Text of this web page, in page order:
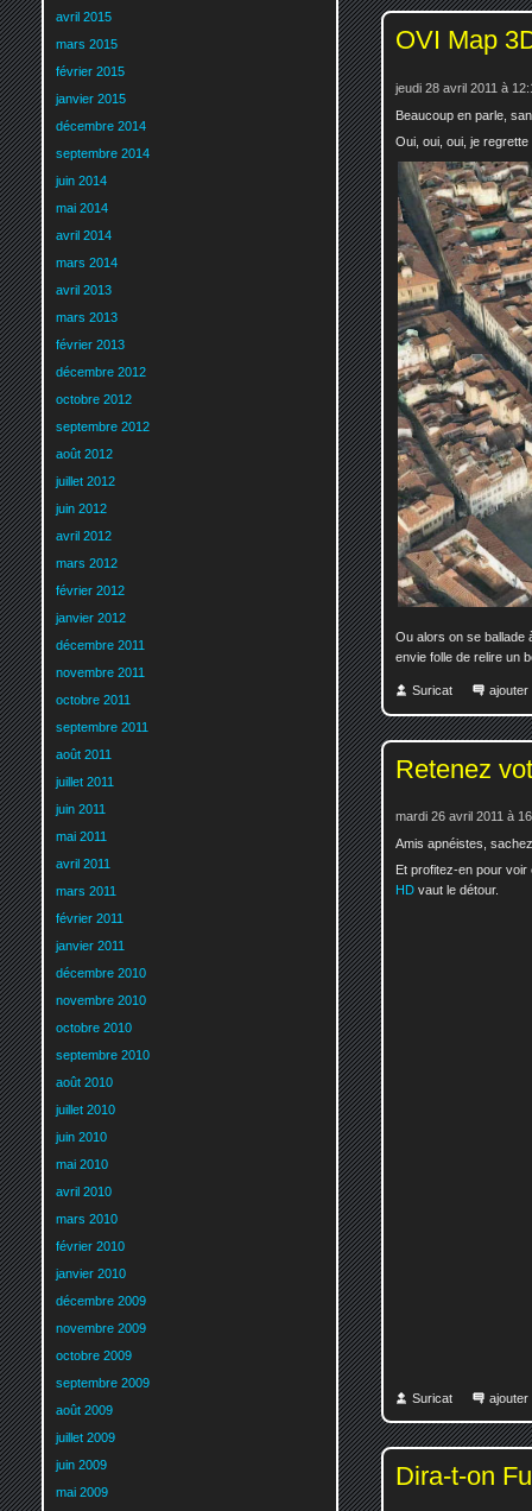
OVI Map
jeudi 28 avril 2011 à
Beaucoup en parle,
Oui, oui, oui, je
Ou alors on se ballade
envie folle de relire un
Suricat ajouter
Retenez
mardi 26 avril 2011 à
Amis apnéistes,
Et profitez-en pour
HD vaut le détour.
Suricat ajouter
Dira-t-on
avril 2015
mars 2015
février 2015
janvier 2015
décembre 2014
septembre 2014
juin 2014
mai 2014
avril 2014
mars 2014
avril 2013
mars 2013
février 2013
décembre 2012
octobre 2012
septembre 2012
août 2012
juillet 2012
juin 2012
avril 2012
mars 2012
février 2012
janvier 2012
décembre 2011
novembre 2011
octobre 2011
septembre 2011
août 2011
juillet 2011
juin 2011
mai 2011
avril 2011
mars 2011
février 2011
janvier 2011
décembre 2010
novembre 2010
octobre 2010
septembre 2010
août 2010
juillet 2010
juin 2010
mai 2010
avril 2010
mars 2010
février 2010
janvier 2010
décembre 2009
novembre 2009
octobre 2009
septembre 2009
août 2009
juillet 2009
juin 2009
mai 2009